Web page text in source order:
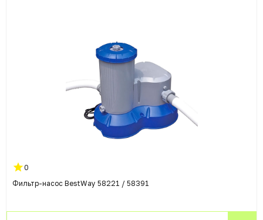
0
Фильтр-насос BestWay 58221 / 58391